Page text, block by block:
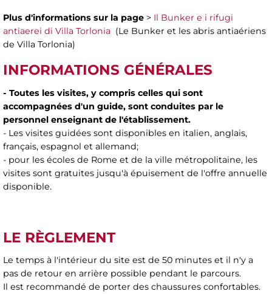
Plus d'informations sur la page > Il Bunker e i rifugi
antiaerei di Villa Torlonia (Le Bunker et les abris antiaériens
de Villa Torlonia)
INFORMATIONS GÉNÉRALES
- Toutes les visites, y compris celles qui sont
accompagnées d'un guide, sont conduites par le
personnel enseignant de l'établissement.
- Les visites guidées sont disponibles en italien, anglais,
français, espagnol et allemand;
- pour les écoles de Rome et de la ville métropolitaine, les
visites sont gratuites jusqu'à épuisement de l'offre annuelle
disponible.
LE RÈGLEMENT
Le temps à l'intérieur du site est de 50 minutes et il n'y a
pas de retour en arrière possible pendant le parcours.
Il est recommandé de porter des chaussures confortables.